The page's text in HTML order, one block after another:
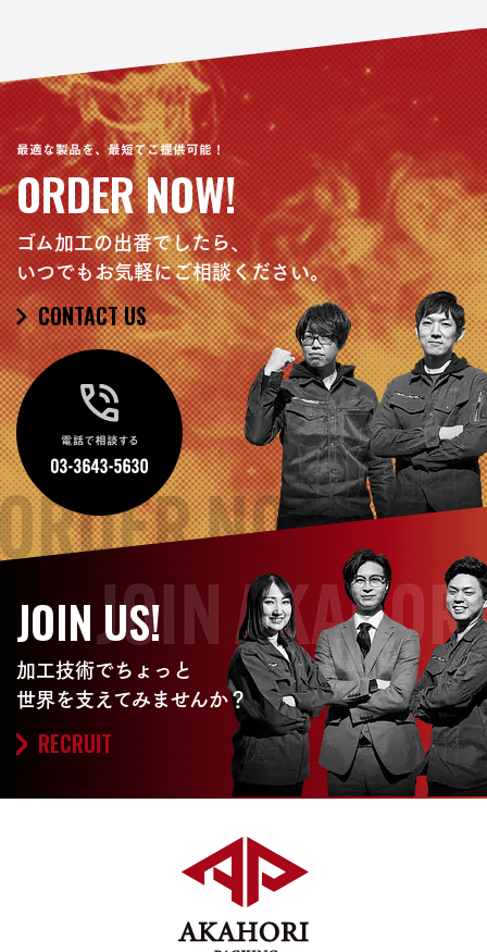
最適な製品を、最短でご提供可能！
ORDER NOW!
ゴム加工の出番でしたら、
いつでもお気軽にご相談ください。
CONTACT US
JOIN US!
加工技術でちょっと
世界を支えてみませんか？
RECRUIT